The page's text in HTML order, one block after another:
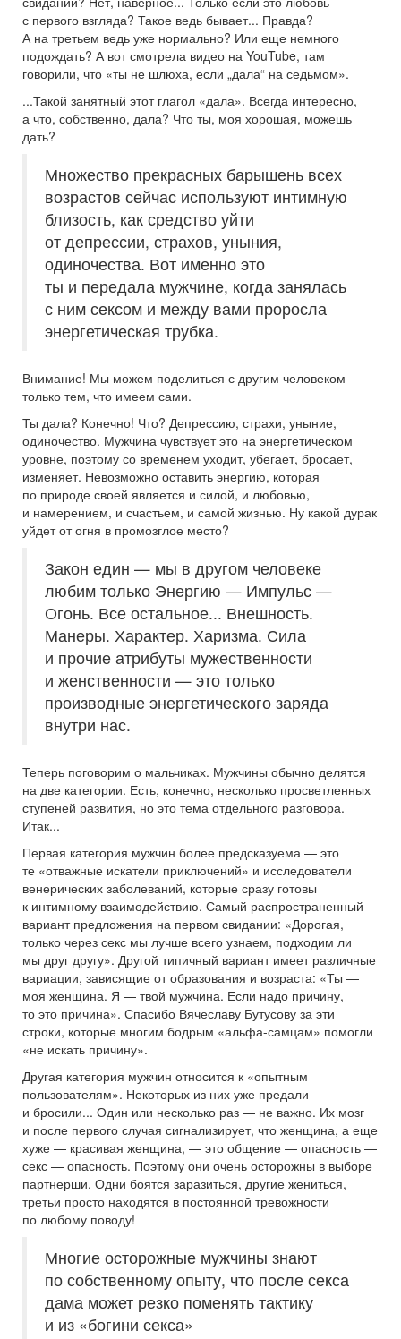
с первого взгляда? Такое ведь бывает... Правда?
А на третьем ведь уже нормально? Или еще немного
подождать? А вот смотрела видео на YouTube, там
говорили, что «ты не шлюха, если „дала“ на седьмом».
...Такой занятный этот глагол «дала». Всегда интересно,
а что, собственно, дала? Что ты, моя хорошая, можешь
дать?
Множество прекрасных барышень всех
возрастов сейчас используют интимную
близость, как средство уйти
от депрессии, страхов, уныния,
одиночества. Вот именно это
ты и передала мужчине, когда занялась
с ним сексом и между вами проросла
энергетическая трубка.
Внимание! Мы можем поделиться с другим человеком
только тем, что имеем сами.
Ты дала? Конечно! Что? Депрессию, страхи, уныние,
одиночество. Мужчина чувствует это на энергетическом
уровне, поэтому со временем уходит, убегает, бросает,
изменяет. Невозможно оставить энергию, которая
по природе своей является и силой, и любовью,
и намерением, и счастьем, и самой жизнью. Ну какой дурак
уйдет от огня в промозглое место?
Закон един — мы в другом человеке
любим только Энергию — Импульс —
Огонь. Все остальное... Внешность.
Манеры. Характер. Харизма. Сила
и прочие атрибуты мужественности
и женственности — это только
производные энергетического заряда
внутри нас.
Теперь поговорим о мальчиках. Мужчины обычно делятся
на две категории. Есть, конечно, несколько просветленных
ступеней развития, но это тема отдельного разговора.
Итак...
Первая категория мужчин более предсказуема — это
те «отважные искатели приключений» и исследователи
венерических заболеваний, которые сразу готовы
к интимному взаимодействию. Самый распространенный
вариант предложения на первом свидании: «Дорогая,
только через секс мы лучше всего узнаем, подходим ли
мы друг другу». Другой типичный вариант имеет различные
вариации, зависящие от образования и возраста: «Ты —
моя женщина. Я — твой мужчина. Если надо причину,
то это причина». Спасибо Вячеславу Бутусову за эти
строки, которые многим бодрым «альфа-самцам» помогли
«не искать причину».
Другая категория мужчин относится к «опытным
пользователям». Некоторых из них уже предали
и бросили... Один или несколько раз — не важно. Их мозг
и после первого случая сигнализирует, что женщина, а еще
хуже — красивая женщина, — это общение — опасность —
секс — опасность. Поэтому они очень осторожны в выборе
партнерши. Одни боятся заразиться, другие жениться,
третьи просто находятся в постоянной тревожности
по любому поводу!
Многие осторожные мужчины знают
по собственному опыту, что после секса
дама может резко поменять тактику
и из «богини секса»